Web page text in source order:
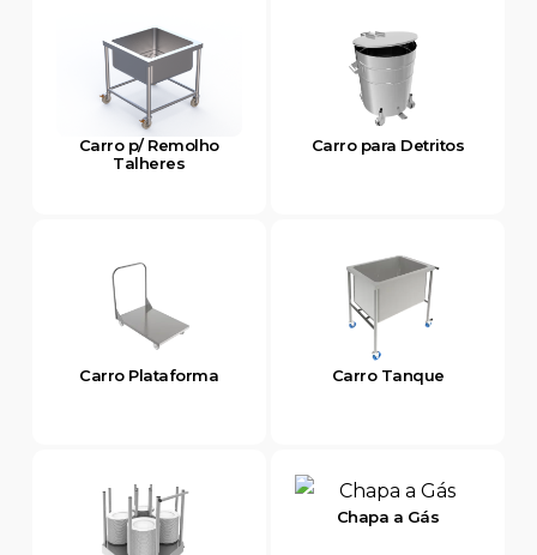
Carro p/ Remolho
Talheres
Carro para Detritos
Carro Plataforma Carro Tanque
Chapa a Gás